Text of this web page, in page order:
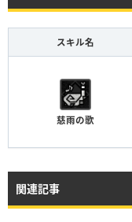
スキル名
慈雨の歌
関連記事